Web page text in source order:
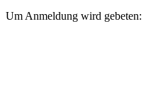
Um Anmeldung wird gebeten: